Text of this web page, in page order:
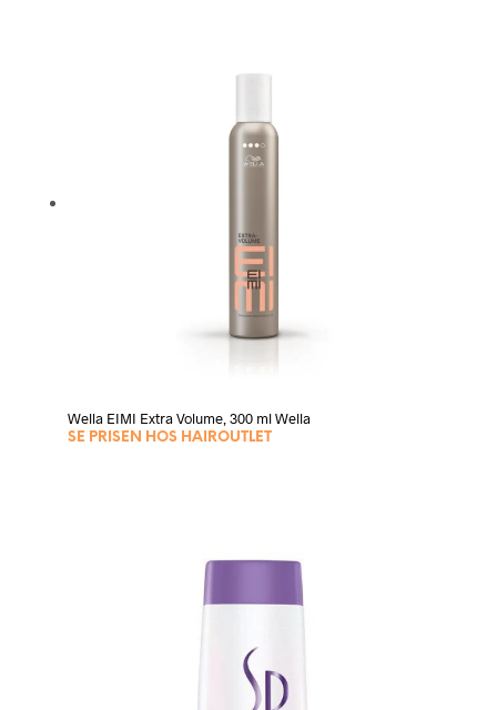
Wella EIMI Extra Volume, 300 ml Wella
SE PRISEN HOS HAIROUTLET